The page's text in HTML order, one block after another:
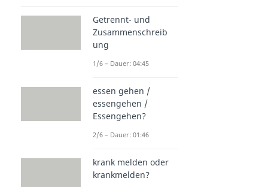
Getrennt- und
Zusammenschreib
ung
1/6 – Dauer: 04:45
essen gehen /
essengehen /
Essengehen?
2/6 – Dauer: 01:46
krank melden oder
krankmelden?